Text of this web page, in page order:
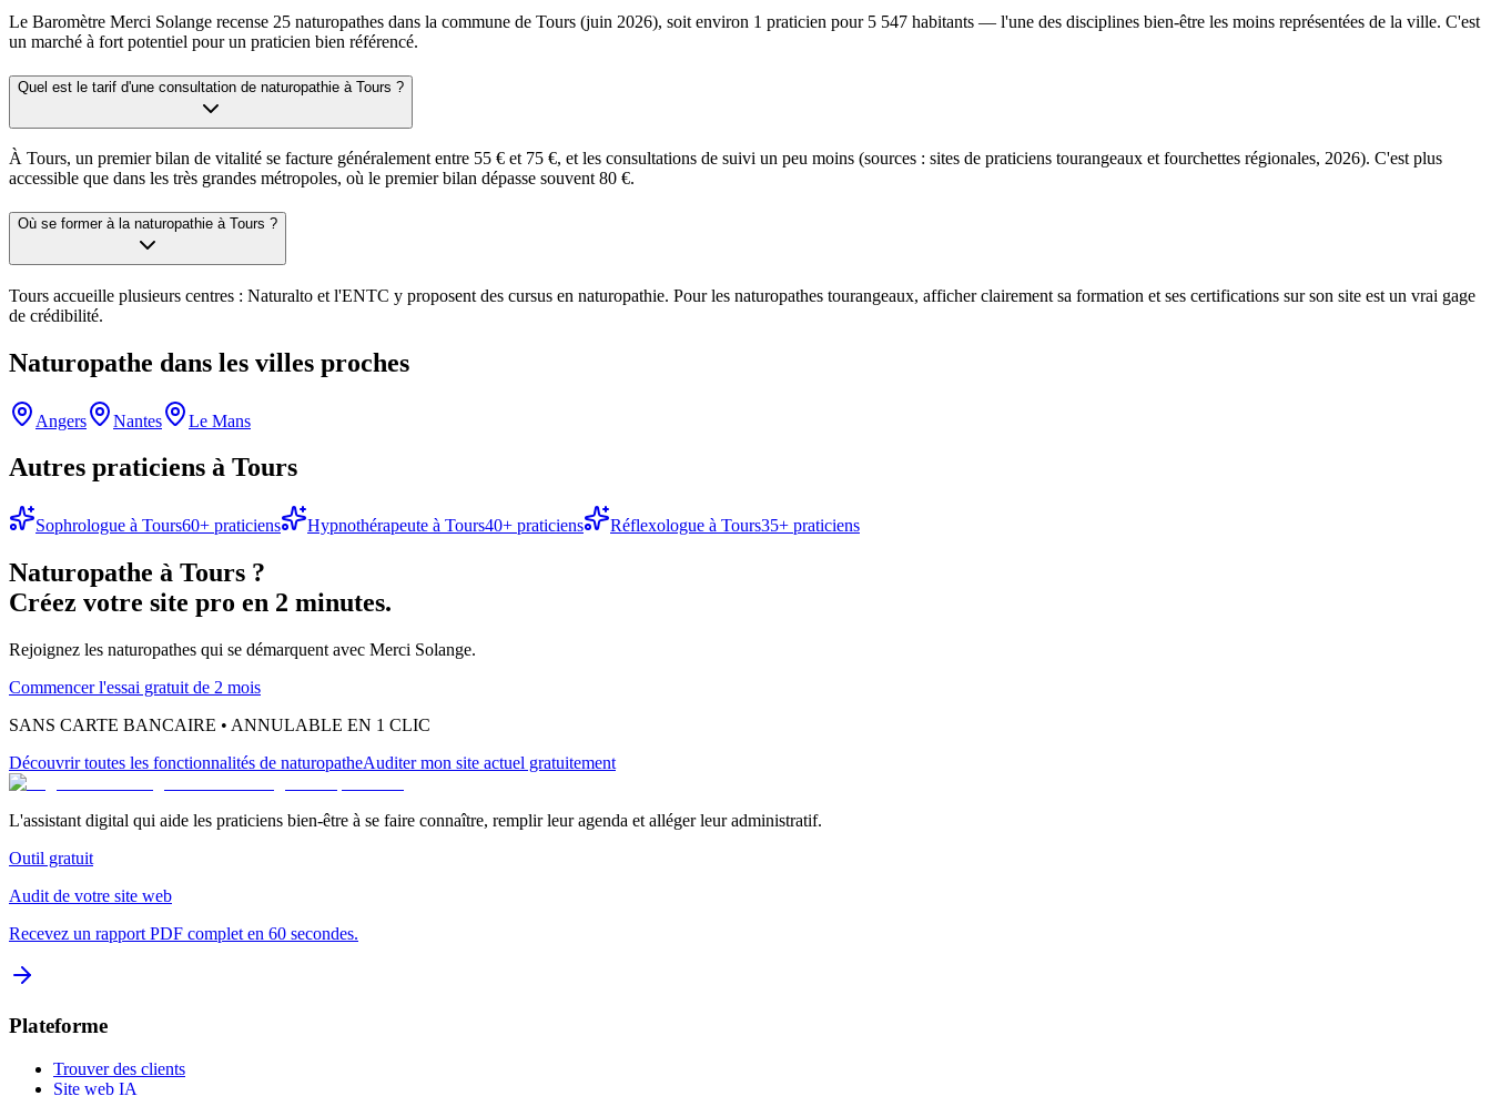
Le Baromètre Merci Solange recense 25 naturopathes dans la commune de Tours (juin 2026), soit environ 1 praticien pour 5 547 habitants — l'une des disciplines bien-être les moins représentées de la ville. C'est
un marché à fort potentiel pour un praticien bien référencé.
Quel est le tarif d'une consultation de naturopathie à Tours ?
À Tours, un premier bilan de vitalité se facture généralement entre 55 € et 75 €, et les consultations de suivi un peu moins (sources : sites de praticiens tourangeaux et fourchettes régionales, 2026). C'est plus
accessible que dans les très grandes métropoles, où le premier bilan dépasse souvent 80 €.
Où se former à la naturopathie à Tours ?
Tours accueille plusieurs centres : Naturalto et l'ENTC y proposent des cursus en naturopathie. Pour les naturopathes tourangeaux, afficher clairement sa formation et ses certifications sur son site est un vrai gage
de crédibilité.
Naturopathe dans les villes proches
Angers Nantes Le Mans
Autres praticiens à Tours
Sophrologue à Tours60+ praticiens Hypnothérapeute à Tours40+ praticiens Réflexologue à Tours35+ praticiens
Naturopathe à Tours ?
Créez votre site pro en 2 minutes.
Rejoignez les naturopathes qui se démarquent avec Merci Solange.
Commencer l'essai gratuit de 2 mois
SANS CARTE BANCAIRE • ANNULABLE EN 1 CLIC
Découvrir toutes les fonctionnalités de naturopatheAuditer mon site actuel gratuitement
L'assistant digital qui aide les praticiens bien-être à se faire connaître, remplir leur agenda et alléger leur administratif.
Outil gratuit
Audit de votre site web
Recevez un rapport PDF complet en 60 secondes.
Plateforme
Trouver des clients
Site web IA